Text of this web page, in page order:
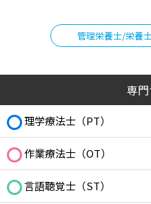
管理栄養士/栄養
専
理学療法士（PT）
作業療法士（OT）
言語聴覚士（ST）